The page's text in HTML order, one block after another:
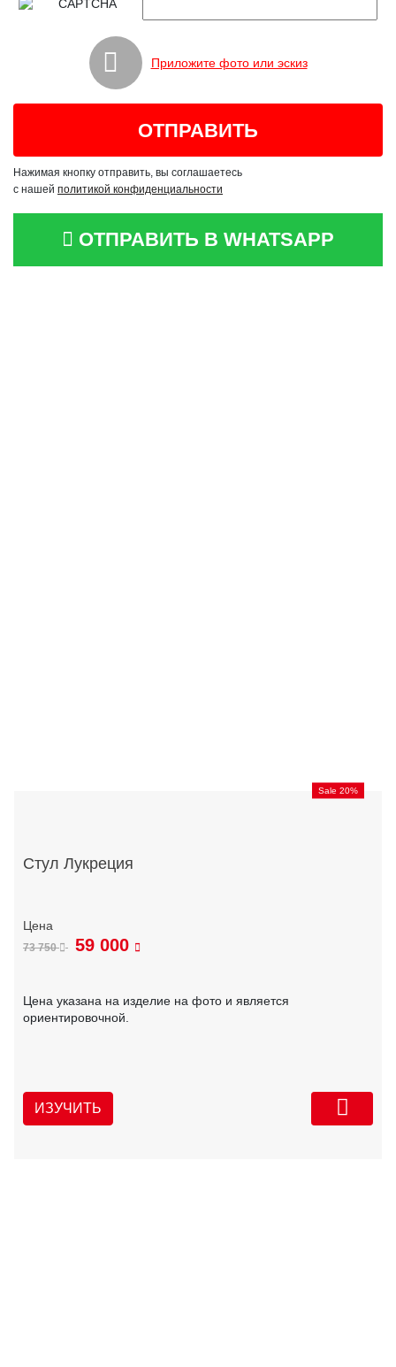
Приложите фото или эскиз
Нажимая кнопку отправить, вы соглашаетесь
с нашей политикой конфиденциальности
ОТПРАВИТЬ В WHATSAPP
Sale 20%
Стул Лукреция
73 750 59 000
Цена указана на изделие на фото и является
ориентировочной.
ИЗУЧИТЬ